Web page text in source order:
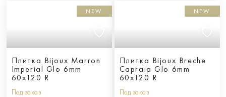
NEW
Плитка Bijoux Marron
Imperial Glo 6mm
60x120 R
Под заказ
NEW
Плитка Bijoux Breche
Capraia Glo 6mm
60x120 R
Под заказ